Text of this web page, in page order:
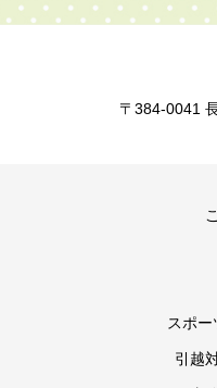
〒384-0041
スポ
引越